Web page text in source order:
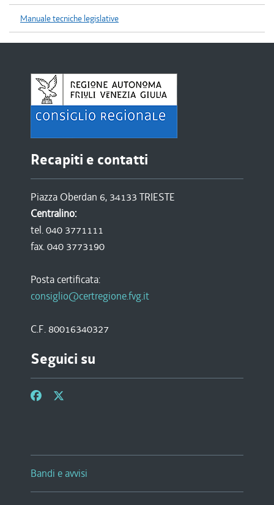
Manuale tecniche legislative
Recapiti e contatti
Piazza Oberdan 6, 34133 TRIESTE
Centralino:
tel. 040 3771111
fax. 040 3773190
Posta certificata:
consiglio@certregione.fvg.it
C.F. 80016340327
Seguici su
Bandi e avvisi